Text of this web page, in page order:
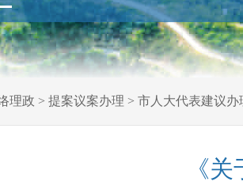
理政 > 提案议案办理 > 市人大代表建议办
《